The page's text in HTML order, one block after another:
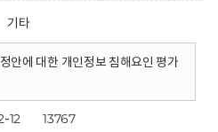
기타
안에 대한 개인정보 침해요인 평가
12 13767